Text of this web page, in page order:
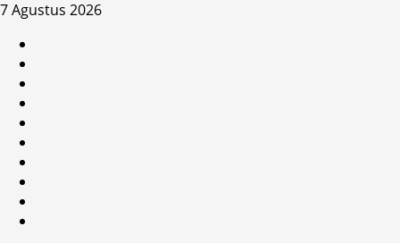
Skip
content
7 Agustus 2026